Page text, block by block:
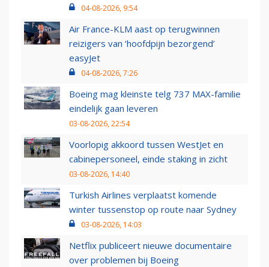
04-08-2026, 9:54
Air France-KLM aast op terugwinnen
reizigers van ‘hoofdpijn bezorgend’
easyJet
04-08-2026, 7:26
Boeing mag kleinste telg 737 MAX-familie
eindelijk gaan leveren
03-08-2026, 22:54
Voorlopig akkoord tussen WestJet en
cabinepersoneel, einde staking in zicht
03-08-2026, 14:40
Turkish Airlines verplaatst komende
winter tussenstop op route naar Sydney
03-08-2026, 14:03
Netflix publiceert nieuwe documentaire
over problemen bij Boeing